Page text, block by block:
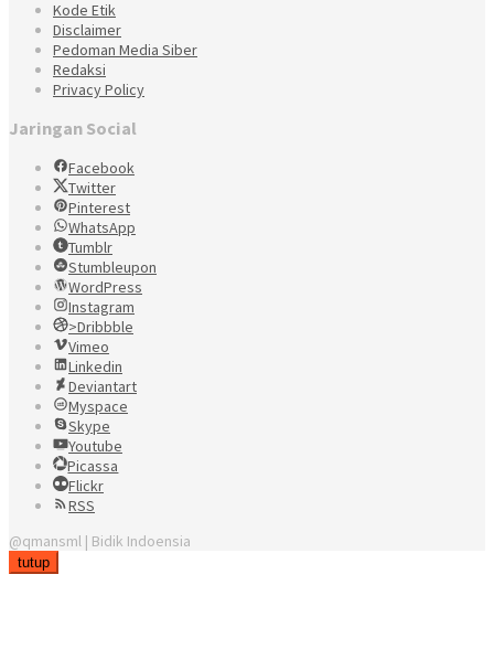
Kode Etik
Disclaimer
Pedoman Media Siber
Redaksi
Privacy Policy
Jaringan Social
Facebook
Twitter
Pinterest
WhatsApp
Tumblr
Stumbleupon
WordPress
Instagram
>Dribbble
Vimeo
Linkedin
Deviantart
Myspace
Skype
Youtube
Picassa
Flickr
RSS
@qmansml | Bidik Indoensia
tutup